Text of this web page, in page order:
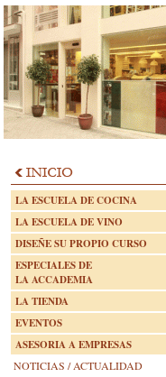
LA ESCUELA DE COCINA
LA ESCUELA DE VINO
DISEÑE SU PROPIO CURSO
ESPECIALES DE
LA ACCADEMIA
LA TIENDA
EVENTOS
ASESORIA A EMPRESAS
NOTICIAS / ACTUALIDAD